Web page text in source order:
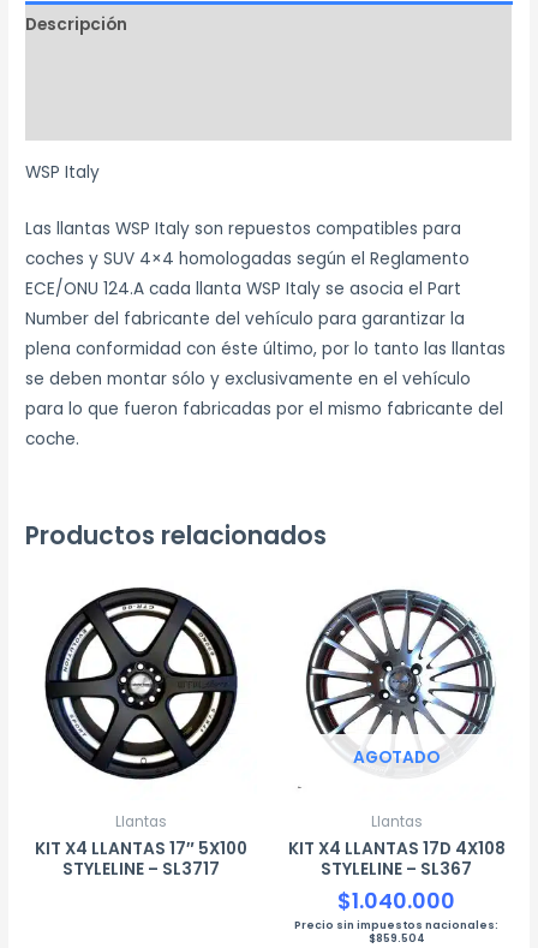
Descripción
WSP Italy
Las llantas WSP Italy son repuestos compatibles para
coches y SUV 4×4 homologadas según el Reglamento
ECE/ONU 124.A cada llanta WSP Italy se asocia el Part
Number del fabricante del vehículo para garantizar la
plena conformidad con éste último, por lo tanto las llantas
se deben montar sólo y exclusivamente en el vehículo
para lo que fueron fabricadas por el mismo fabricante del
coche.
Productos relacionados
Llantas
KIT X4 LLANTAS 17″ 5X100
STYLELINE – SL3717
AGOTADO
Llantas
KIT X4 LLANTAS 17D 4X108
STYLELINE – SL367
$1.040.000
Precio sin impuestos nacionales:
$859.504